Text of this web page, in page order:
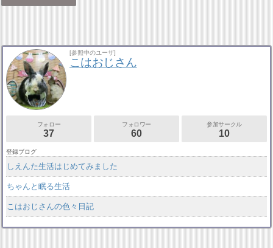
[参照中のユーザ]
こはおじさん
フォロー
37
フォロワー
60
参加サークル
10
登録ブログ
しえんた生活はじめてみました
ちゃんと眠る生活
こはおじさんの色々日記